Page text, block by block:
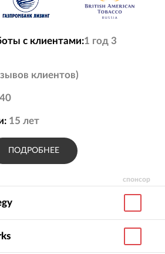
спонсор
с клиентами:1 год 3
клиентов)
15 лет
ПОДРОБНЕЕ